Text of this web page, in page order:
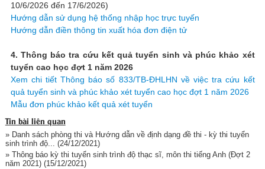
10/6/2026 đến 17/6/2026)
Hướng dẫn sử dụng hệ thống nhập học trực tuyến
Hướng dẫn điền thông tin xuất hóa đơn điện tử
4. Thông báo tra cứu kết quả tuyển sinh và phúc khảo xét
tuyển cao học đợt 1 năm 2026
Xem chi tiết Thông báo số 833/TB-ĐHLHN về việc tra cứu kết
quả tuyển sinh và phúc khảo xét tuyển cao học đợt 1 năm 2026
Mẫu đơn phúc khảo kết quả xét tuyển
Tin bài liên quan
» Danh sách phòng thi và Hướng dẫn về định dạng đề thi - kỳ thi tuyển
sinh trình độ...
(24/12/2021)
» Thông báo kỳ thi tuyển sinh trình độ thạc sĩ, môn thi tiếng Anh (Đợt 2
năm 2021)(15/12/2021)